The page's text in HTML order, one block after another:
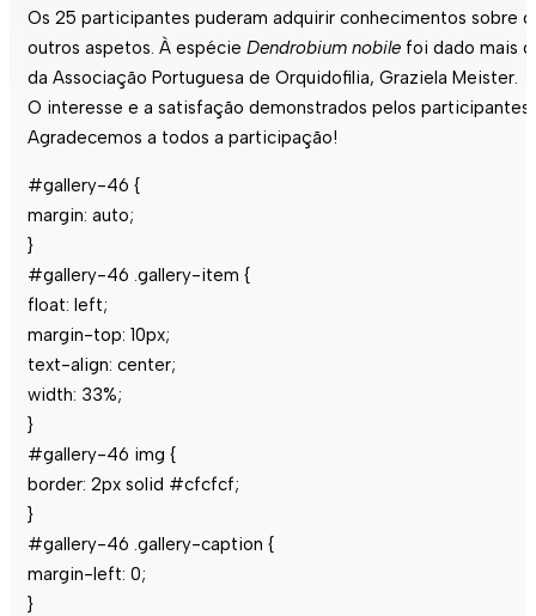
Os 25 participantes puderam adquirir conhecimentos sobre
outros aspetos. À espécie Dendrobium nobile foi dado mais
da Associação Portuguesa de Orquidofilia, Graziela Meister.
O interesse e a satisfação demonstrados pelos
Agradecemos a todos a participação!
#gallery-46 {
margin: auto;
}
#gallery-46 .gallery-item {
float: left;
margin-top: 10px;
text-align: center;
width: 33%;
}
#gallery-46 img {
border: 2px solid #cfcfcf;
}
#gallery-46 .gallery-caption {
margin-left: 0;
}